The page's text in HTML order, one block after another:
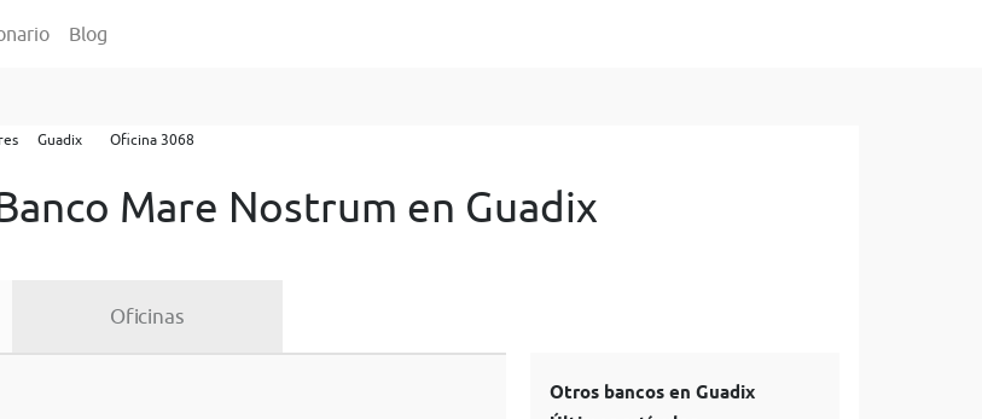
Blog
Guadix Oficina 3068
Mare Nostrum en Guadix
Oficinas
Otros bancos en Guadix